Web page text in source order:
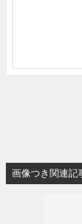
画像つき関連記